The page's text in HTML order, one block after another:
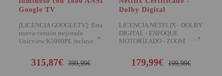
Google TV
[LICENCIA GOOGLETV]: Esta
nueva versión mejorada
Unicview K5000PE incluye el+
315,87€ 399,99€
Dolby Digital
LICENCIA NETFLIX - DOLBY
DIGITAL - ENFOQUE
MOTORIZADO - ZOOM
+
179,99€ 199,99€